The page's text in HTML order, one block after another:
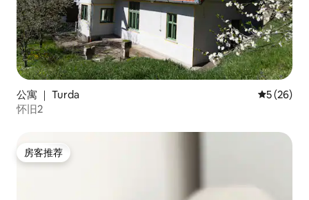
公寓 ｜ Turda 平均评分
5 (26)
怀旧2
房客推荐
房客推荐